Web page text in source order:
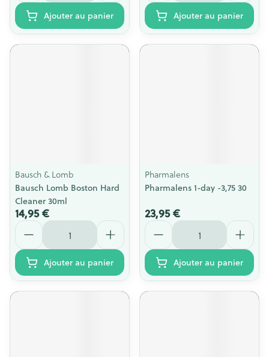
Ajouter au panier Ajouter au panier
Bausch & Lomb
Bausch Lomb Boston Hard
Cleaner 30ml
14,95 €
Quantité
Ajouter au panier
Pharmalens
Pharmalens 1-day -3,75 30
23,95 €
Quantité
Ajouter au panier